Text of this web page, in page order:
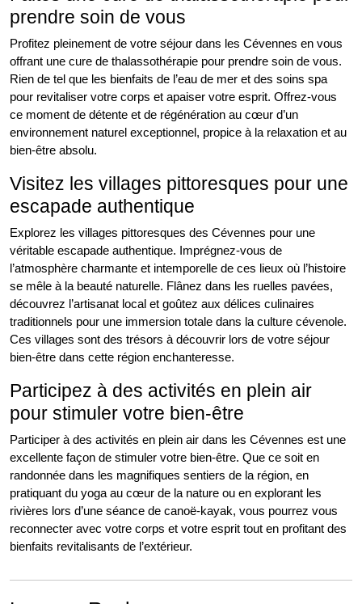
prendre soin de vous
Profitez pleinement de votre séjour dans les Cévennes en vous
offrant une cure de thalassothérapie pour prendre soin de vous.
Rien de tel que les bienfaits de l’eau de mer et des soins spa
pour revitaliser votre corps et apaiser votre esprit. Offrez-vous
ce moment de détente et de régénération au cœur d’un
environnement naturel exceptionnel, propice à la relaxation et au
bien-être absolu.
Visitez les villages pittoresques pour une
escapade authentique
Explorez les villages pittoresques des Cévennes pour une
véritable escapade authentique. Imprégnez-vous de
l’atmosphère charmante et intemporelle de ces lieux où l’histoire
se mêle à la beauté naturelle. Flânez dans les ruelles pavées,
découvrez l’artisanat local et goûtez aux délices culinaires
traditionnels pour une immersion totale dans la culture cévenole.
Ces villages sont des trésors à découvrir lors de votre séjour
bien-être dans cette région enchanteresse.
Participez à des activités en plein air
pour stimuler votre bien-être
Participer à des activités en plein air dans les Cévennes est une
excellente façon de stimuler votre bien-être. Que ce soit en
randonnée dans les magnifiques sentiers de la région, en
pratiquant du yoga au cœur de la nature ou en explorant les
rivières lors d’une séance de canoë-kayak, vous pourrez vous
reconnecter avec votre corps et votre esprit tout en profitant des
bienfaits revitalisants de l’extérieur.